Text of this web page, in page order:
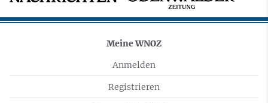
Meine WNOZ
Anmelden
Registrieren